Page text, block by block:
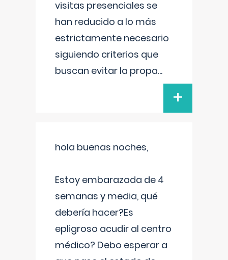
visitas presenciales se
han reducido a lo más
estrictamente necesario
siguiendo criterios que
buscan evitar la propa...
+
hola buenas noches,
Estoy embarazada de 4
semanas y media, qué
debería hacer?Es
epligroso acudir al centro
médico? Debo esperar a